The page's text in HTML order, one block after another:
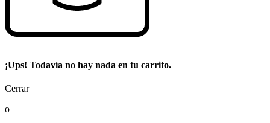
¡Ups! Todavía no hay nada en tu carrito.
Cerrar
o